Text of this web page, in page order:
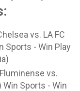
vs. LA FC
Sports - Win Play
vs.
Win Sports - Win